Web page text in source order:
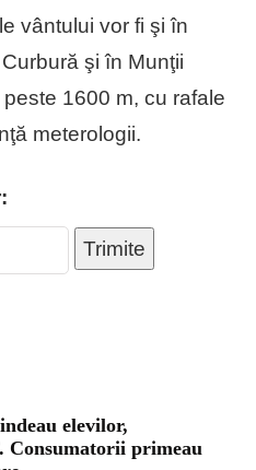
vântului vor fi şi în
şi în Munţii
1600 m, cu rafale
meterologii.
Trimite
elevilor,
Consumatorii primeau